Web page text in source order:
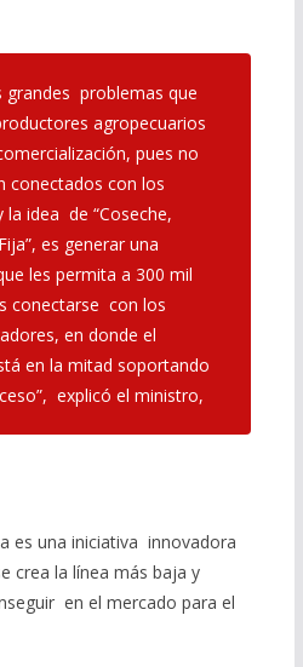
grandes problemas que
agropecuarios
pues no
conectados con los
la idea de “Coseche,
es generar una
les permita a 300 mil
conectarse con los
en donde el
en la mitad soportando
explicó el ministro,
es una iniciativa innovadora
crea la línea más baja y
en el mercado para el